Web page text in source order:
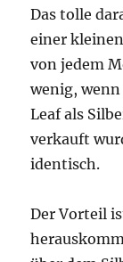
Das tolle
einer
von jedem
wenig,
Leaf als
verkauft
identisch.
Der Vorteil